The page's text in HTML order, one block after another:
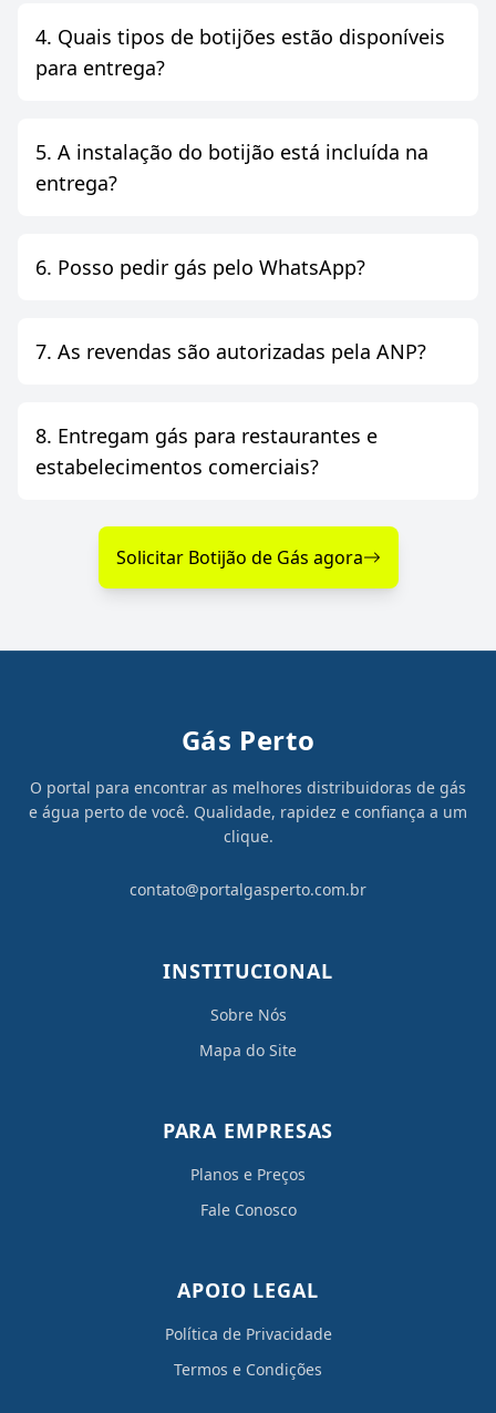
4. Quais tipos de botijões estão disponíveis
para entrega?
5. A instalação do botijão está incluída na
entrega?
6. Posso pedir gás pelo WhatsApp?
7. As revendas são autorizadas pela ANP?
8. Entregam gás para restaurantes e
estabelecimentos comerciais?
Solicitar Botijão de Gás agora
Gás Perto
O portal para encontrar as melhores distribuidoras de gás
e água perto de você. Qualidade, rapidez e confiança a um
clique.
contato@portalgasperto.com.br
INSTITUCIONAL
Sobre Nós
Mapa do Site
PARA EMPRESAS
Planos e Preços
Fale Conosco
APOIO LEGAL
Política de Privacidade
Termos e Condições